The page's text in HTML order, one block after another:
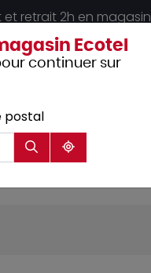
et retrait 2h en magasin
Hôtellerie Mobilier
Ecotel
continuer sur
postal